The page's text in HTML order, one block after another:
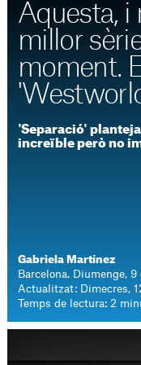
Aquesta, i
millor
moment.
'Separació'
increïble però no
Gabriela Martínez
Barcelona. Diumenge,
Actualitzat: Dimecres,
Temps de lectura: 2